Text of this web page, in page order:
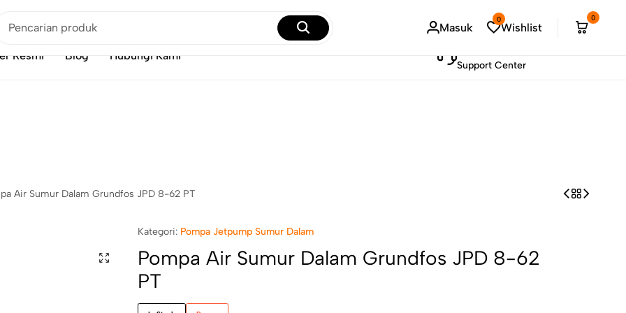
Masuk
0
Wishlist
0
Resmi Blog Hubungi Kami
Support Center
Air Sumur Dalam Grundfos JPD 8-62 PT
Kategori: Pompa Jetpump Sumur Dalam
Pompa Air Sumur Dalam Grundfos JPD 8-62
PT